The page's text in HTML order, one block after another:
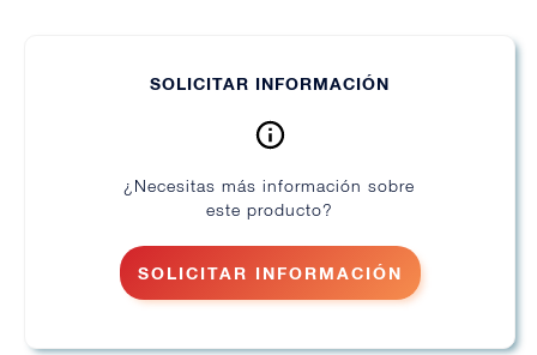
SOLICITAR INFORMACIÓN
¿Necesitas más información sobre
este producto?
SOLICITAR INFORMACIÓN